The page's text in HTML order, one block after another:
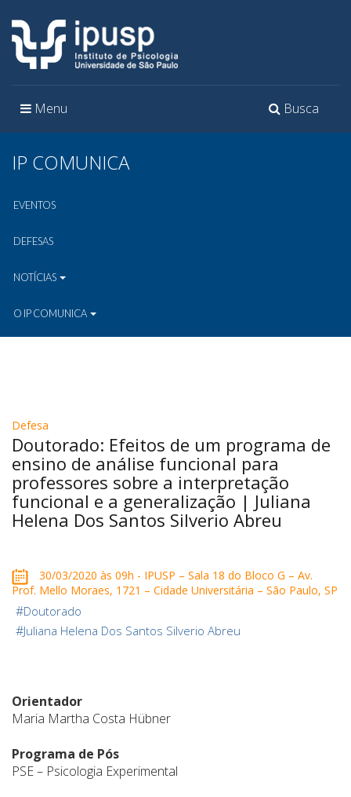
Toggle
Busca
Toggle
Menu
IP COMUNICA
EVENTOS
DEFESAS
NOTÍCIAS
O IP COMUNICA
Defesa
Doutorado: Efeitos de um programa de
ensino de análise funcional para
professores sobre a interpretação
funcional e a generalização | Juliana
Helena Dos Santos Silverio Abreu
30/03/2020 às 09h - IPUSP – Sala 18 do Bloco G – Av.
Prof. Mello Moraes, 1721 – Cidade Universitária – São Paulo, SP
#Doutorado
#Juliana Helena Dos Santos Silverio Abreu
Orientador
Maria Martha Costa Hübner
Programa de Pós
PSE – Psicologia Experimental